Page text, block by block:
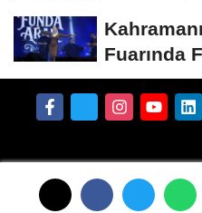
Fuarında